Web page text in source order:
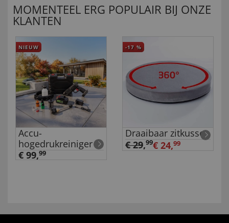
MOMENTEEL ERG POPULAIR BIJ ONZE
KLANTEN
NIEUW
Accu-
hogedrukreiniger
€ 99,99
-17 %
Draaibaar zitkussen
€ 29,99€ 24,99